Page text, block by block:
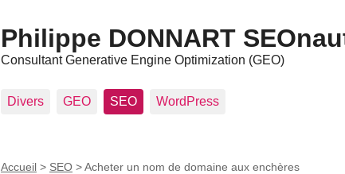
Philippe DONNART
Consultant Generative Engine Optimization (GEO)
Divers GEO SEO WordPress
Accueil > SEO >Acheter un nom de domaine aux enchères